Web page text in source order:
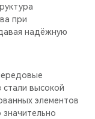
при
надёжную
стали высокой
элементов